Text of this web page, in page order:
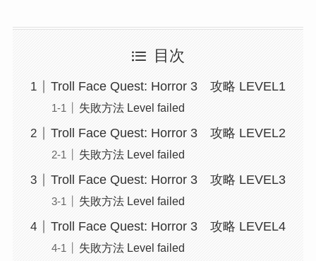
目次
Troll Face Quest: Horror 3 攻略 LEVEL1
失敗方法 Level failed
Troll Face Quest: Horror 3 攻略 LEVEL2
失敗方法 Level failed
Troll Face Quest: Horror 3 攻略 LEVEL3
失敗方法 Level failed
Troll Face Quest: Horror 3 攻略 LEVEL4
失敗方法 Level failed